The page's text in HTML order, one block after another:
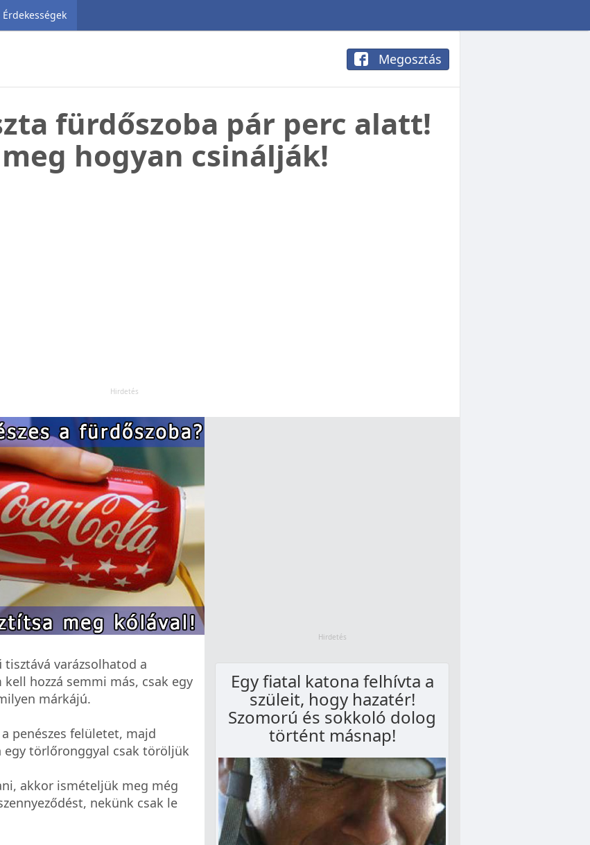
Érdekességek
Megosztás
fürdőszoba pár perc alatt!
hogyan csinálják!
varázsolhatod a
hozzá semmi más, csak egy
márkájú.
penészes felületet, majd
egy törlőronggyal csak töröljük
akkor ismételjük meg még
nekünk csak le
Egy fiatal katona felhívta a
szüleit, hogy hazatér!
Szomorú és sokkoló dolog
történt másnap!